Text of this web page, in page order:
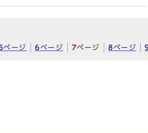
ページ 6ページ 7ページ 8ページ